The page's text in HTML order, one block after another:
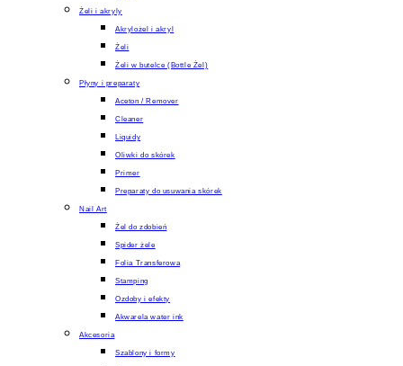
Żeli i akryly
Akrylożel i akryl
Żeli
Żeli w butelce (Bottle Żel)
Płyny i preparaty
Aceton / Remover
Cleaner
Liquidy
Oliwki do skórek
Primer
Preparaty do usuwania skórek
Nail Art
Żel do zdobień
Spider żele
Folia Transferowa
Stamping
Ozdoby i efekty
Akwarela water ink
Akcesoria
Szablony i formy